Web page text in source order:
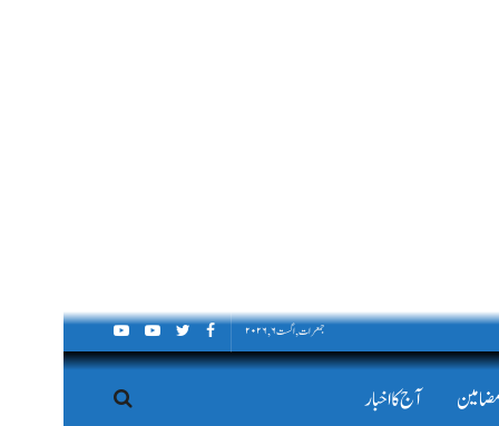
جمعرات, اگست ۶, ۲۰۲۶
آج کا اخبار